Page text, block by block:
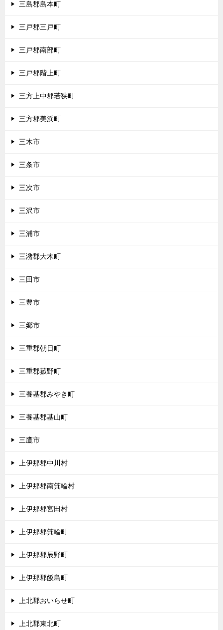
三島郡島本町
三戸郡三戸町
三戸郡南部町
三戸郡階上町
三方上中郡若狭町
三方郡美浜町
三木市
三条市
三次市
三沢市
三浦市
三潴郡大木町
三田市
三豊市
三郷市
三重郡朝日町
三重郡菰野町
三養基郡みやき町
三養基郡基山町
三鷹市
上伊那郡中川村
上伊那郡南箕輪村
上伊那郡宮田村
上伊那郡箕輪町
上伊那郡辰野町
上伊那郡飯島町
上北郡おいらせ町
上北郡東北町